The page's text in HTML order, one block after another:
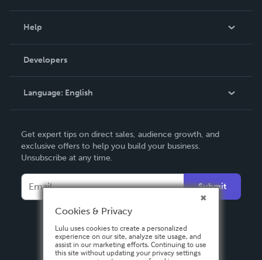
Podcast
Help
Order Lookup
Knowledge Base
Contact Support
Developers
Language: English
Deutsch
Français
Italiano
Español
Get expert tips on direct sales, audience growth, and
exclusive offers to help you build your business.
Unsubscribe at any time.
Submit
Cookies & Privacy
Lulu uses cookies to create a personalized
experience on our site, analyze site usage, and
assist in our marketing efforts. Continuing to use
this site without updating your privacy settings